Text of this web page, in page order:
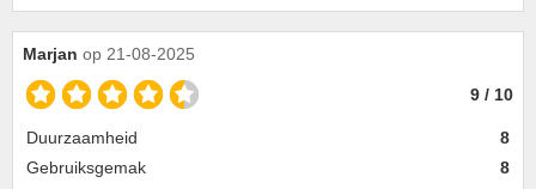
Marjan op 21-08-2025
9 / 10
Duurzaamheid
8
Gebruiksgemak
8